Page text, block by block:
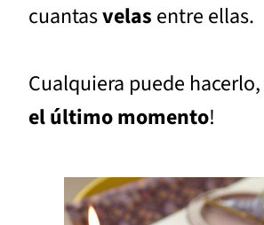
cuantasvelas entre ellas.
Cualquiera puede
el último momento!